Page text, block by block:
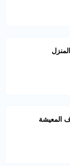
المعيشة